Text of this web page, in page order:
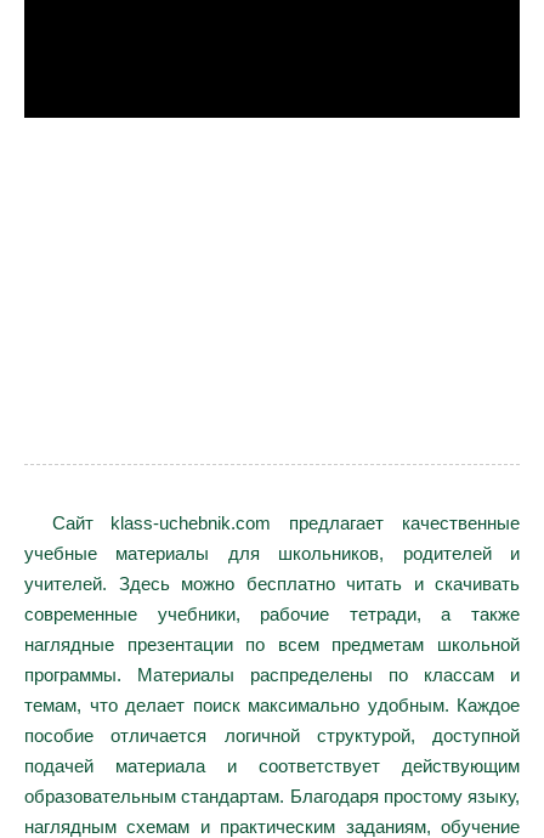
Сайт klass-uchebnik.com предлагает качественные
учебные материалы для школьников, родителей и
учителей. Здесь можно бесплатно читать и скачивать
современные учебники, рабочие тетради, а также
наглядные презентации по всем предметам школьной
программы. Материалы распределены по классам и
темам, что делает поиск максимально удобным. Каждое
пособие отличается логичной структурой, доступной
подачей материала и соответствует действующим
образовательным стандартам. Благодаря простому языку,
наглядным схемам и практическим заданиям, обучение